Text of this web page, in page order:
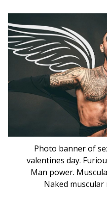
Photo banner of
valentines day.
Man power.
Naked muscular